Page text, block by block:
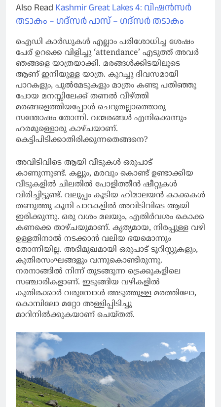
Also Read Kashmir Great Lakes 4: വിഷൻസർ
തടാകം – ഗദ്സർ പാസ് – ഗദ്സർ തടാകം
ഐഡി കാർഡുകൾ എല്ലാം പരിശോധിച്ച ശേഷം
പേര് ഉറക്കെ വിളിച്ചു ‘attendance’ എടുത്ത് അവർ
ഞങ്ങളെ യാത്രയാക്കി. മരങ്ങൾക്കിടയിലൂടെ
ആണ് ഇനിയുള്ള യാത്ര. കുറച്ചു ദിവസമായി
പാറകളും, പുൽമേടുകളും മാത്രം കണ്ടു പതിഞ്ഞു
പോയ മനസ്സിലേക്ക് തണൽ വീഴ്ത്തി
മരങ്ങളെത്തിയപ്പോൾ ചെറുതല്ലാത്തൊരു
സന്തോഷം തോന്നി. വന്മരങ്ങൾ എനിക്കെന്നും
ഹരമുള്ളൊരു കാഴ്ചയാണ്.
കെട്ടിപിടിക്കാതിരിക്കുന്നതെങ്ങനെ?
അവിടിവിടെ ആയി വീടുകൾ ഒരുപാട്
കാണുന്നുണ്ട്. കല്ലും, മരവും കൊണ്ട് ഉണ്ടാക്കിയ
വീടുകളിൽ ചിലതിൽ പോളിത്തീൻ ഷീറ്റുകൾ
വിരിച്ചിട്ടുണ്ട്. വലുപ്പം കൂടിയ ഹിമാലയൻ കാക്കകൾ
തണുത്തു കൂനി പാറകളിൽ അവിടിവിടെ ആയി
ഇരിക്കുന്നു. ഒരു വശം മലയും, എതിർവശം കൊക്ക
കണക്കെ താഴ്ചയുമാണ്. കൃത്യമായ, നിരപ്പുള്ള വഴി
ഉള്ളതിനാൽ നടക്കാൻ വലിയ ഭയമൊന്നും
തോന്നിയില്ല. അഭിമുഖമായി ഒരുപാട് ടൂറിസ്റ്റുകളും,
കുതിരസംഘങ്ങളും വന്നുകൊണ്ടിരുന്നു.
നരനാങ്ങിൽ നിന്ന് തുടങ്ങുന്ന ട്രെക്കുകളിലെ
സഞ്ചാരികളാണ്. ഇടുങ്ങിയ വഴികളിൽ
കുതിരക്കാർ വരുമ്പോൾ അടുത്തുള്ള മരത്തിലോ,
കൊമ്പിലോ മറ്റോ അള്ളിപ്പിടിച്ചു
മാറിനിൽക്കുകയാണ് ചെയ്തത്.